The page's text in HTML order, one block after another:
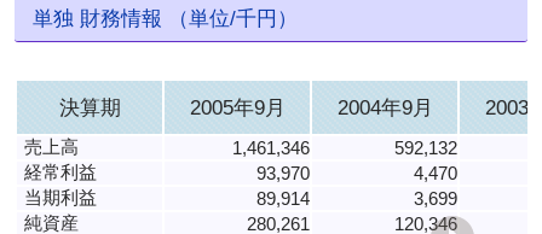
単独 財務情報 （単位/千円）
決算期 2005年9月 2004年9月 2003
売上高 1,461,346
592,132
経常利益
93,970
4,470
当期利益
89,914
3,699
純資産
280,261
120,346